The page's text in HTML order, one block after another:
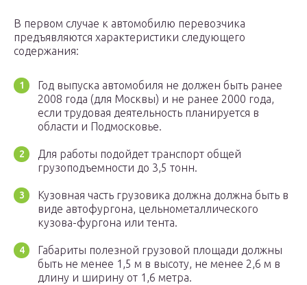
В первом случае к автомобилю перевозчика
предъявляются характеристики следующего
содержания:
Год выпуска автомобиля не должен быть ранее
2008 года (для Москвы) и не ранее 2000 года,
если трудовая деятельность планируется в
области и Подмосковье.
Для работы подойдет транспорт общей
грузоподъемности до 3,5 тонн.
Кузовная часть грузовика должна должна быть в
виде автофургона, цельнометаллического
кузова-фургона или тента.
Габариты полезной грузовой площади должны
быть не менее 1,5 м в высоту, не менее 2,6 м в
длину и ширину от 1,6 метра.